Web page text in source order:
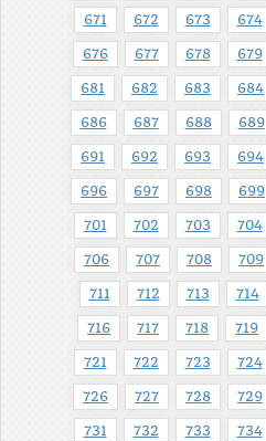
671 672 673 674
676 677 678 679
681 682 683 684
686 687 688 689
691 692 693 694
696 697 698 699
701 702 703 704
706 707 708 709
711 712 713 714
716 717 718 719
721 722 723 724
726 727 728 729
731 732 733 734